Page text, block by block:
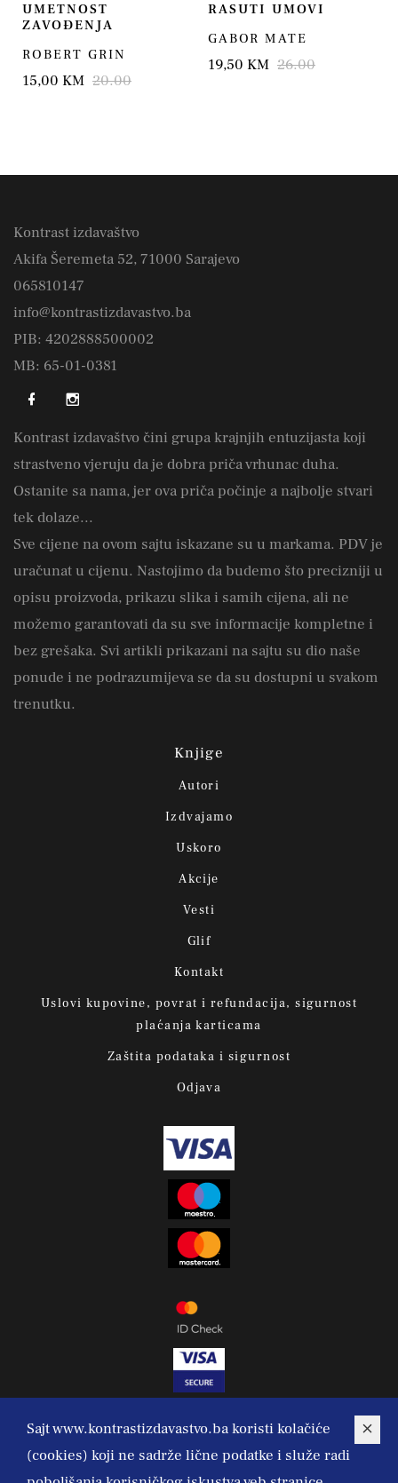
Sajt www.kontrastizdavastvo.ba koristi kolačiće
(cookies) koji ne sadrže lične podatke i služe radi
UMETNOST
ZAVOĐENJA
ROBERT GRIN
15,00 KM 20.00
RASUTI UMOVI
GABOR MATE
19,50 KM 26.00
Kontrast izdavaštvo
Akifa Šeremeta 52, 71000 Sarajevo
065810147
info@kontrastizdavastvo.ba
PIB: 4202888500002
MB: 65-01-0381
Kontrast izdavaštvo čini grupa krajnjih entuzijasta koji
strastveno vjeruju da je dobra priča vrhunac duha.
Ostanite sa nama, jer ova priča počinje a najbolje stvari
tek dolaze...
Sve cijene na ovom sajtu iskazane su u markama. PDV je
uračunat u cijenu. Nastojimo da budemo što precizniji u
opisu proizvoda, prikazu slika i samih cijena, ali ne
možemo garantovati da su sve informacije kompletne i
bez grešaka. Svi artikli prikazani na sajtu su dio naše
ponude i ne podrazumijeva se da su dostupni u svakom
trenutku.
Knjige
Autori
Izdvajamo
Uskoro
Akcije
Vesti
Glif
Kontakt
Uslovi kupovine, povrat i refundacija, sigurnost
plaćanja karticama
Zaštita podataka i sigurnost
Odjava